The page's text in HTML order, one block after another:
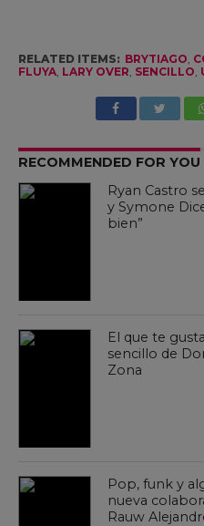
RELATED ITEMS: BRYTIAGO
FLUYA, LARY OVER SENCILLO
RECOMMENDED FOR YOU
Ryan Castro
y Symone
bien”
El que te
sencillo de
Zona
Pop, funk y
nueva
Rauw